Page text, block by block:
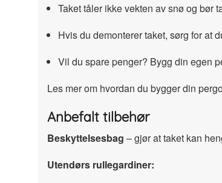
Taket tåler ikke vekten av snø og bør
Hvis du demonterer taket, sørg for at
Vil du spare penger? Bygg din egen
Les mer om hvordan du bygger din
Anbefalt tilbehør
Beskyttelsesbag – gjør at taket kan
Utendørs rullegardiner: